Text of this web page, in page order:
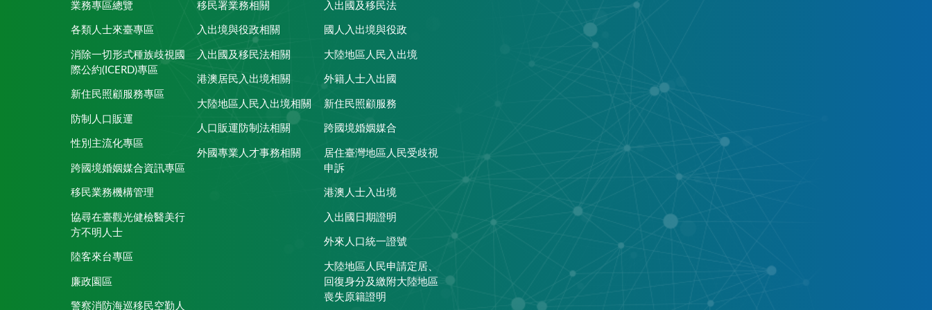
業務專區總覽
各類人士來臺專區
消除一切形式種族歧視國
際公約(ICERD)專區
新住民照顧服務專區
防制人口販運
性別主流化專區
跨國境婚姻媒合資訊專區
移民業務機構管理
協尋在臺觀光健檢醫美行
方不明人士
陸客來台專區
廉政園區
警察消防海巡移民空勤人
移民署業務相關
入出境與役政相關
入出國及移民法相關
港澳居民入出境相關
大陸地區人民入出境相關
人口販運防制法相關
外國專業人才事務相關
入出國及移民法
國人入出境與役政
大陸地區人民入出境
外籍人士入出國
新住民照顧服務
跨國境婚姻媒合
居住臺灣地區人民受歧視
申訴
港澳人士入出境
入出國日期證明
外來人口統一證號
大陸地區人民申請定居、
回復身分及繳附大陸地區
喪失原籍證明